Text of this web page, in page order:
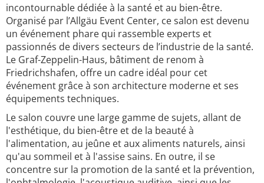
incontournable dédiée à la santé et au bien-être.
Organisé par l’Allgäu Event Center, ce salon est devenu
un événement phare qui rassemble experts et
passionnés de divers secteurs de l’industrie de la santé.
Le Graf-Zeppelin-Haus, bâtiment de renom à
Friedrichshafen, offre un cadre idéal pour cet
événement grâce à son architecture moderne et ses
équipements techniques.
Le salon couvre une large gamme de sujets, allant de
l'esthétique, du bien-être et de la beauté à
l'alimentation, au jeûne et aux aliments naturels, ainsi
qu'au sommeil et à l'assise sains. En outre, il se
concentre sur la promotion de la santé et la prévention,